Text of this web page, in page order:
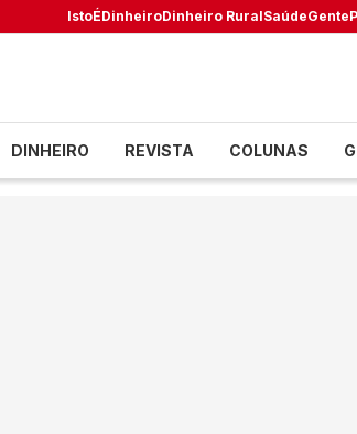
IstoÉDinheiroDinheiro RuralSaúdeGente
DINHEIRO REVISTA COLUNAS